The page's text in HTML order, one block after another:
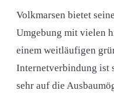
Volkmarsen bietet
Umgebung mit vielen
einem weitläufigen
Internetverbindung ist
sehr auf die